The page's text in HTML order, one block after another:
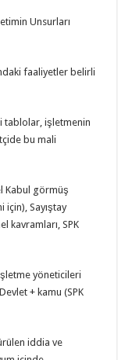
Unsurları
faaliyetler belirli
tablolar, işletmenin
bu mali
Kabul görmüş
için), Sayıştay
kavramları, SPK
yöneticileri
+ kamu (SPK
iddia ve